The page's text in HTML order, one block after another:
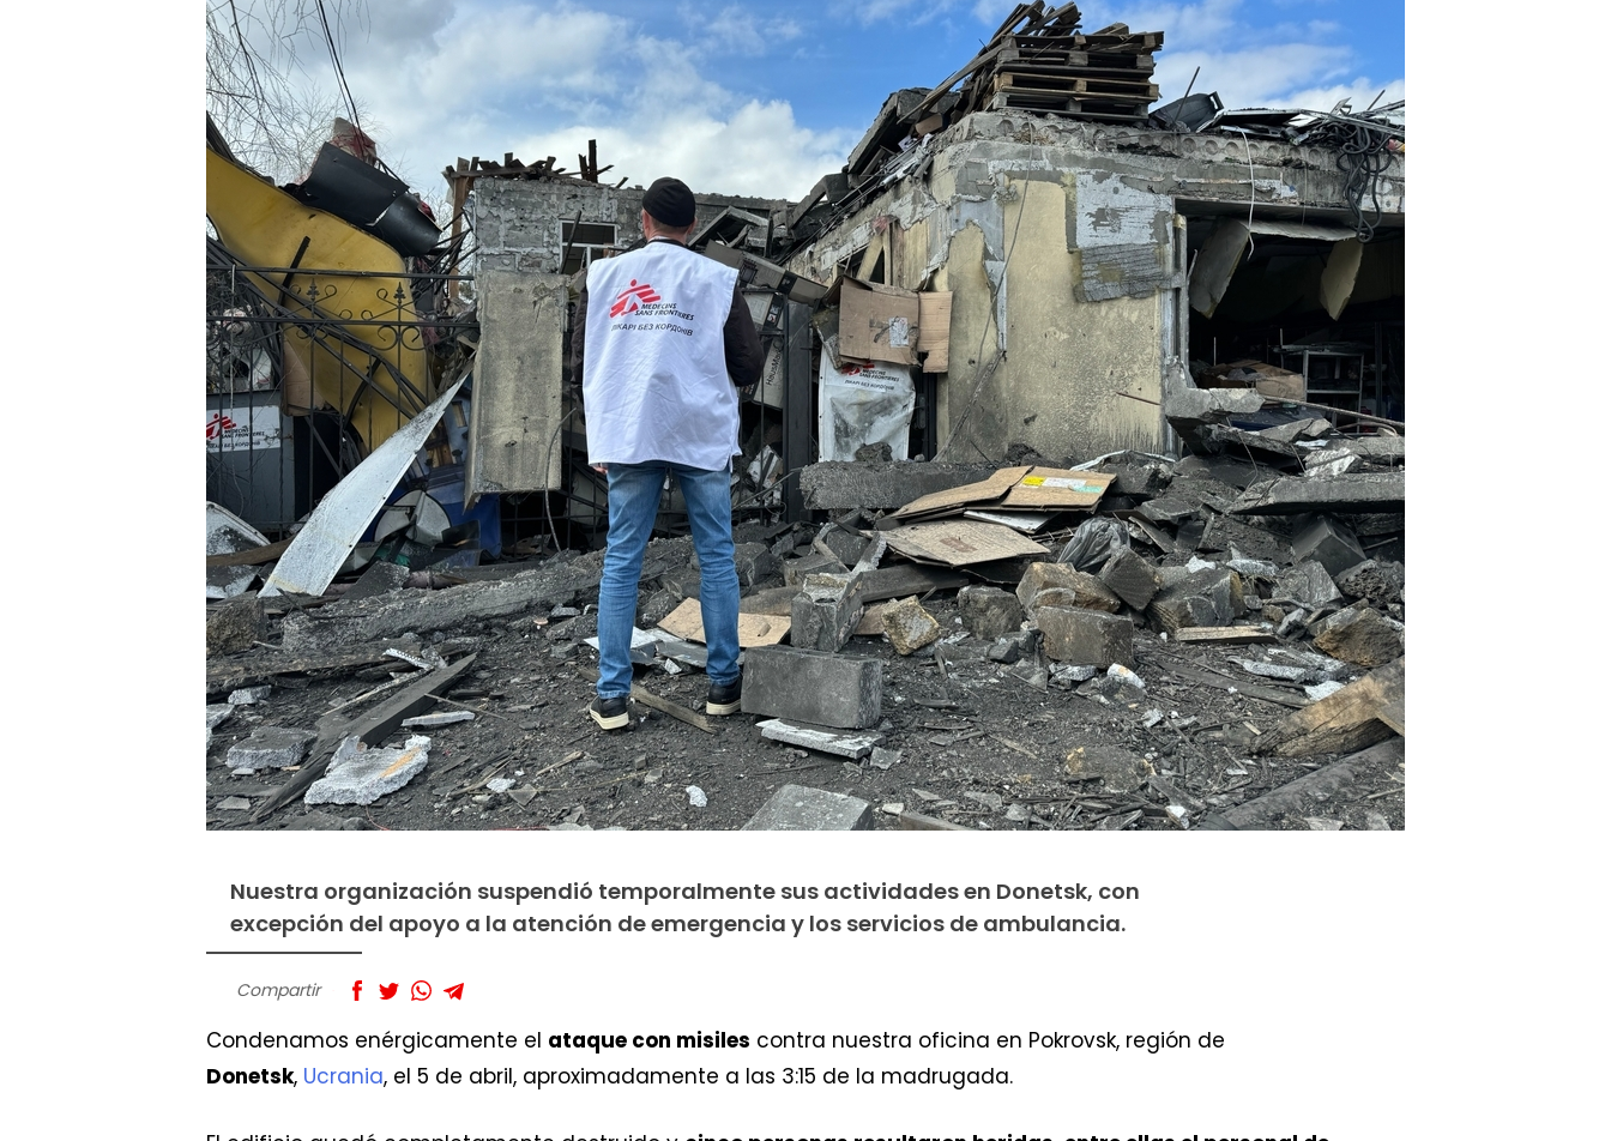
Nuestra organización suspendió temporalmente sus actividades en Donetsk, con
excepción del apoyo a la atención de emergencia y los servicios de ambulancia.
Compartir
Condenamos enérgicamente el ataque con misiles contra nuestra oficina en Pokrovsk, región de
Donetsk, Ucrania, el 5 de abril, aproximadamente a las 3:15 de la madrugada.